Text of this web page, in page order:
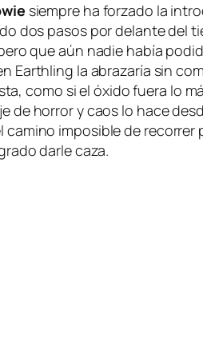
siem­pre ha for­za­do la
dos pa­sos por de­lan­te
que aún na­die ha­bía
Earthling la abra­za­ría sin
co­mo si el óxi­do fue­ra lo
de ho­rror y caos lo ha­ce
im­po­si­ble de
dar­le caza.